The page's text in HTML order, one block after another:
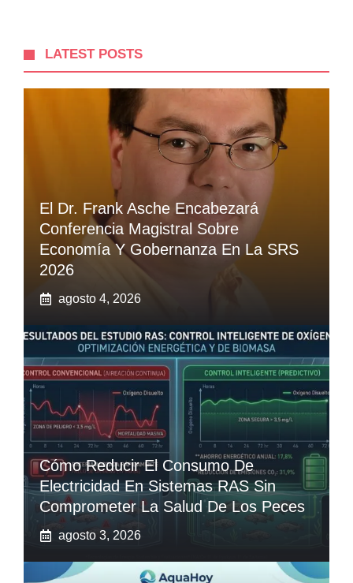
LATEST POSTS
El Dr. Frank Asche Encabezará
Conferencia Magistral Sobre
Economía Y Gobernanza En La SRS
2026
agosto 4, 2026
Cómo Reducir El Consumo De
Electricidad En Sistemas RAS Sin
Comprometer La Salud De Los Peces
agosto 3, 2026